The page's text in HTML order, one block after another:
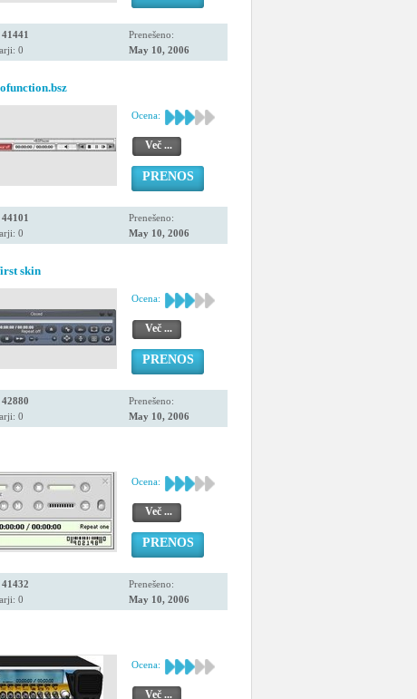
41441
0
Prenešeno:
May 10, 2006
Ocena:
Več ...
PRENOS
44101
0
Prenešeno:
May 10, 2006
skin
Ocena:
Več ...
PRENOS
42880
0
Prenešeno:
May 10, 2006
Ocena:
Več ...
PRENOS
41432
0
Prenešeno:
May 10, 2006
Ocena:
Več ...